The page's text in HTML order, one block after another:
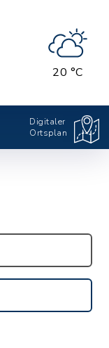
20 °C
Digitaler
Ortsplan